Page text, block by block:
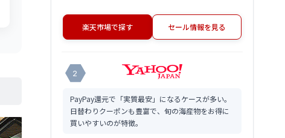
楽天市場で探す セール情報を見る
2
PayPay還元で「実質最安」になるケースが多い。
日替わりクーポンも豊富で、旬の海産物をお得に
買いやすいのが特徴。